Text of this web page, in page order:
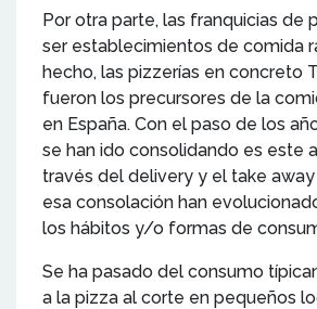
Por otra parte, las franquicias de
ser establecimientos de comida
hecho, las pizzerías en concreto
fueron los precursores de la
en España. Con el paso de los
se han ido consolidando es este
través del delivery y el take
esa consolación han
los hábitos y/o formas de
Se ha pasado del consumo
a la pizza al corte en pequeños